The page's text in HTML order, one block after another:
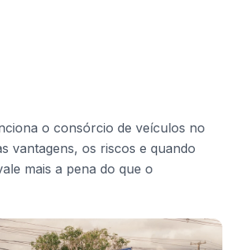
o consórcio de veículos no
vantagens, os riscos e quando
mais a pena do que o